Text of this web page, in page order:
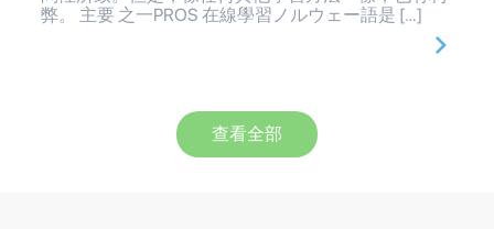
弊。 主要 之一PROS 在線學習ノルウェー語是 […]
查看全部